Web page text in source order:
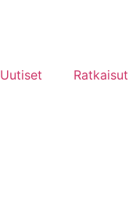
Uutiset Ratkaisut